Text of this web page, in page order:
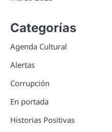
Categorías
Agenda Cultural
Alertas
Corrupción
En portada
Historias Positivas